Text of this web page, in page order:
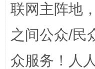
联网主阵地
之间公众/民
众服务！人